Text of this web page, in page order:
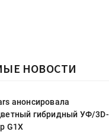
НОВОСТИ
анонсировала
гибридный УФ/3D-
G1X